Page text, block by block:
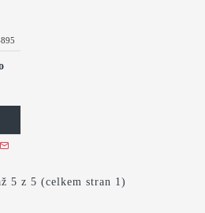
5 z 5 (celkem stran 1)